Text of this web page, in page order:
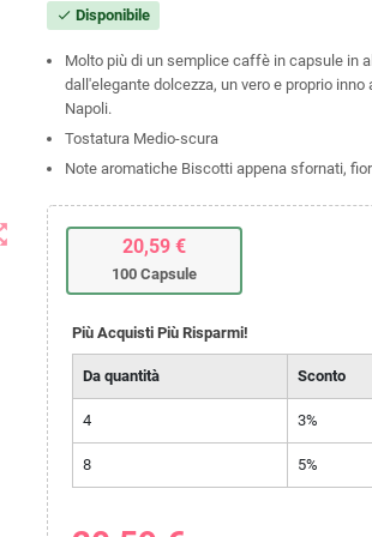
check Disponibile
Molto più di un semplice caffè in capsule in
dall'elegante dolcezza, un vero e proprio
Napoli.
Tostatura Medio-scura
Note aromatiche Biscotti appena sfornati,
20,59 €
100 Capsule
Più Acquisti Più Risparmi!
Da quantità Sconto
4 3%
8 5%